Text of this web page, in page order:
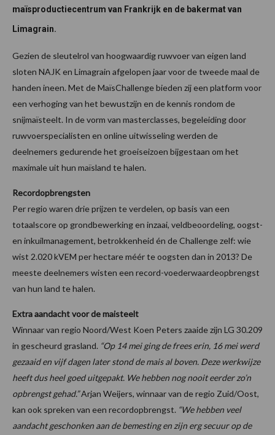
maïsproductiecentrum van Frankrijk en de bakermat van
Limagrain.
Gezien de sleutelrol van hoogwaardig ruwvoer van eigen land
sloten NAJK en Limagrain afgelopen jaar voor de tweede maal de
handen ineen. Met de MaïsChallenge bieden zij een platform voor
een verhoging van het bewustzijn en de kennis rondom de
snijmaïsteelt. In de vorm van masterclasses, begeleiding door
ruwvoerspecialisten en online uitwisseling werden de
deelnemers gedurende het groeiseizoen bijgestaan om het
maximale uit hun maïsland te halen.
Recordopbrengsten
Per regio waren drie prijzen te verdelen, op basis van een
totaalscore op grondbewerking en inzaai, veldbeoordeling, oogst-
en inkuilmanagement, betrokkenheid én de Challenge zelf: wie
wist 2.020 kVEM per hectare méér te oogsten dan in 2013? De
meeste deelnemers wisten een record-voederwaardeopbrengst
van hun land te halen.
Extra aandacht voor de maisteelt
Winnaar van regio Noord/West Koen Peters zaaide zijn LG 30.209
in gescheurd grasland. “Op 14 mei ging de frees erin, 16 mei werd
gezaaid en vijf dagen later stond de mais al boven. Deze werkwijze
heeft dus heel goed uitgepakt. We hebben nog nooit eerder zo’n
opbrengst gehad.”Arjan Weijers, winnaar van de regio Zuid/Oost,
kan ook spreken van een recordopbrengst. “We hebben veel
aandacht geschonken aan de bemesting en zijn erg secuur op de